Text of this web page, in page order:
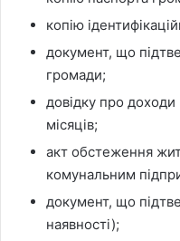
копію
документ, що
громади;
довідку про доходи
місяців;
акт обстеження
комунальним
документ, що
наявності);